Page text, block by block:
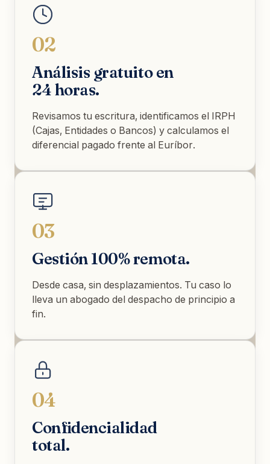
02
Análisis gratuito en
24 horas.
Revisamos tu escritura, identificamos el IRPH
(Cajas, Entidades o Bancos) y calculamos el
diferencial pagado frente al Euríbor.
03
Gestión 100% remota.
Desde casa, sin desplazamientos. Tu caso lo
lleva un abogado del despacho de principio a
fin.
04
Confidencialidad
total.